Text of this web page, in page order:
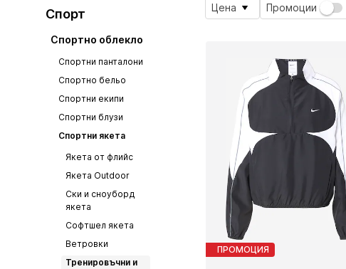
Спорт
Спортно облекло
Спортни панталони
Спортно бельо
Спортни екипи
Спортни блузи
Спортни якета
Якета от флийс
Якета Outdoor
Ски и сноуборд
якета
Софтшел якета
Ветровки
Тренировъчни и
Цена Промоции
ПРОМОЦИЯ